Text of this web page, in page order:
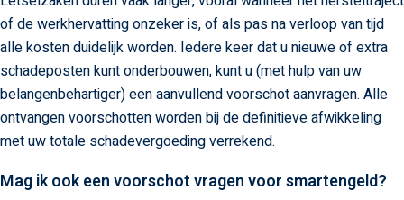
of de werkhervatting onzeker is, of als pas na verloop van tijd
alle kosten duidelijk worden. Iedere keer dat u nieuwe of extra
schadeposten kunt onderbouwen, kunt u (met hulp van uw
belangenbehartiger) een aanvullend voorschot aanvragen. Alle
ontvangen voorschotten worden bij de definitieve afwikkeling
met uw totale schadevergoeding verrekend.
Mag ik ook een voorschot vragen voor smartengeld?